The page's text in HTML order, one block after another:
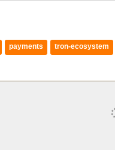
payments tron-ecosystem